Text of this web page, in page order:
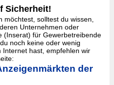
Sicherheit!
solltest du wissen,
Unternehmen oder
(Inserat) für Gewerbetreibende
noch keine oder wenig
Internet hast, empfehlen wir
der